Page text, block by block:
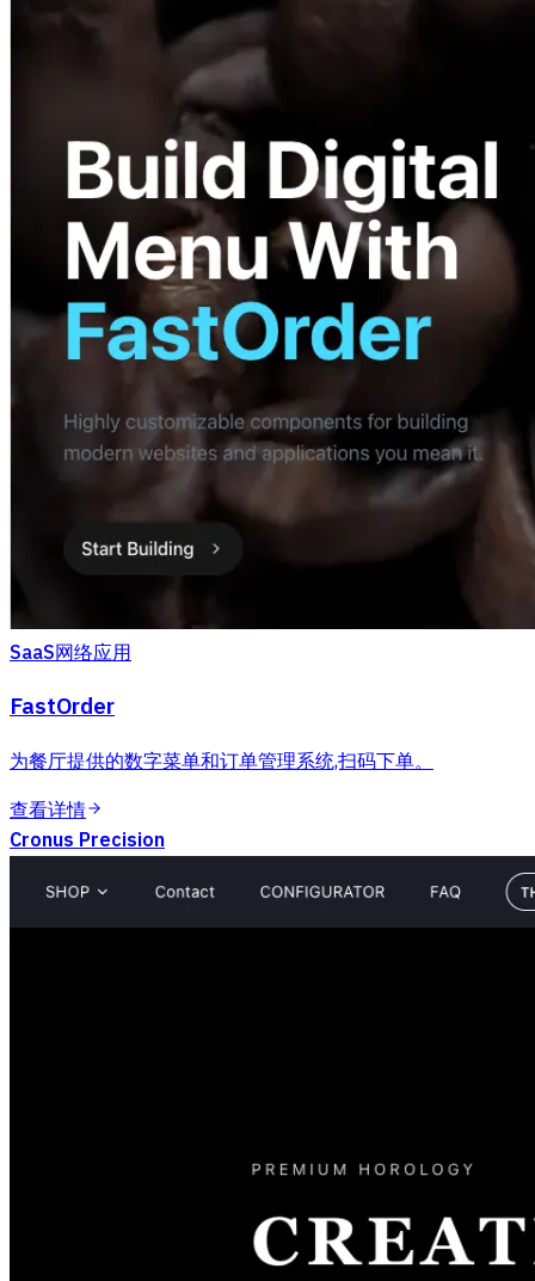
SaaS网络应用
FastOrder
为餐厅提供的数字菜单和订单管理系统,扫码下单。
查看详情
Cronus Precision